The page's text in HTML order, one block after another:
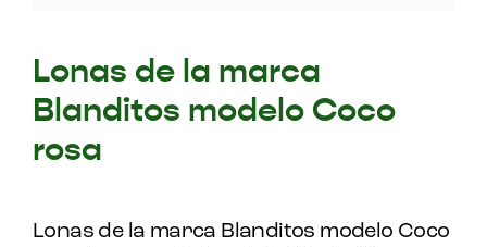
Lonas de la marca
Blanditos modelo Coco
rosa
Lonas de la marca Blanditos modelo Coco